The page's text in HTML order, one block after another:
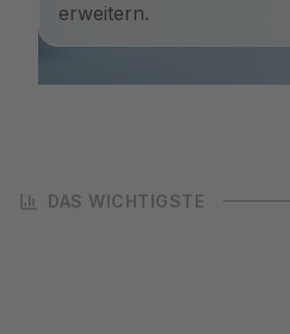
erweitern.
DAS WICHTIGSTE